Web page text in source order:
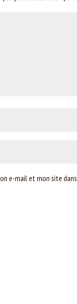
e-mail et mon site